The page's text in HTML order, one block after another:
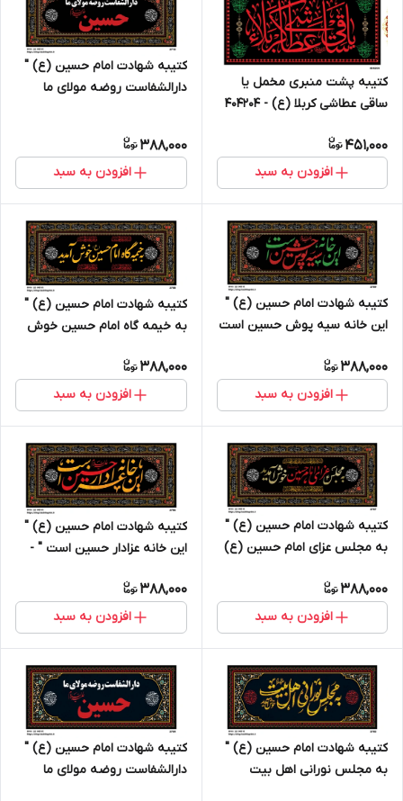
کتیبه پشت منبری مخمل یا
ساقی عطاشی کربلا (ع) - 404204
451,000
افزودن به سبد
کتیبه شهادت امام حسین (ع) "
دارالشفاست روضه مولای ما
388,000
افزودن به سبد
کتیبه شهادت امام حسین (ع) "
این خانه سیه پوش حسین است
388,000
افزودن به سبد
کتیبه شهادت امام حسین (ع) "
به خیمه گاه امام حسین خوش
388,000
افزودن به سبد
کتیبه شهادت امام حسین (ع) "
به مجلس عزای امام حسین (ع)
388,000
افزودن به سبد
کتیبه شهادت امام حسین (ع) "
این خانه عزادار حسین است " -
388,000
افزودن به سبد
کتیبه شهادت امام حسین (ع) "
به مجلس نورانی اهل بیت
کتیبه شهادت امام حسین (ع) "
دارالشفاست روضه مولای ما